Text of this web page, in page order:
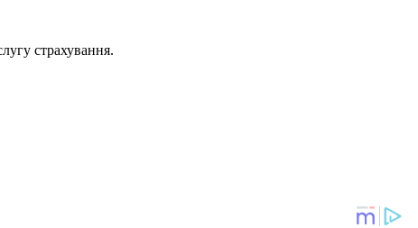
страхування.